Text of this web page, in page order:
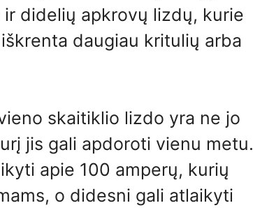
didelių apkrovų lizdų, kurie
daugiau kritulių arba
skaitiklio lizdo yra ne jo
jis gali apdoroti vienu metu.
apie 100 amperų, ​​kurių
o didesni gali atlaikyti